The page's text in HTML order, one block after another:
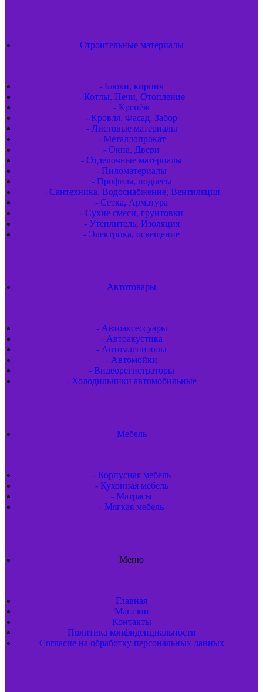
Строительные материалы
- Блоки, кирпич
- Котлы, Печи, Отопление
- Крепёж
- Кровля, Фасад, Забор
- Листовые материалы
- Металлопрокат
- Окна, Двери
- Отделочные материалы
- Пиломатериалы
- Профиля, подвесы
- Сантехника, Водоснабжение, Вентиляция
- Сетка, Арматура
- Сухие смеси, грунтовки
- Утеплитель, Изоляция
- Электрика, освещение
Автотовары
- Автоаксессуары
- Автоакустика
- Автомагнитолы
- Автомойки
- Видеорегистраторы
- Холодильники автомобильные
Мебель
- Корпусная мебель
- Кухонная мебель
- Матрасы
- Мягкая мебель
Меню
Главная
Магазин
Контакты
Политика конфиденциальности
Согласие на обработку персональных данных